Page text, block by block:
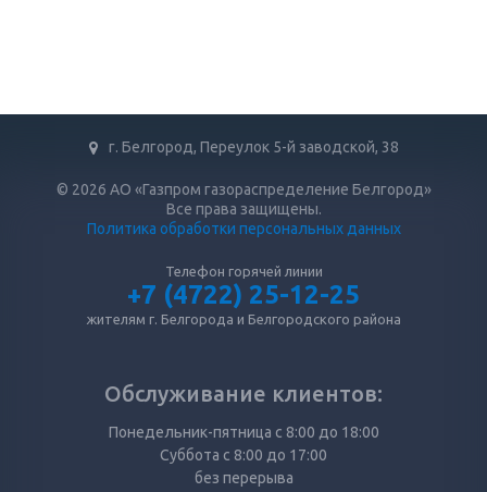
г. Белгород, Переулок 5-й заводской, 38
© 2026 АО «Газпром газораспределение Белгород»
Все права защищены.
Политика обработки персональных данных
Телефон горячей линии
+7 (4722) 25-12-25
жителям г. Белгорода и Белгородского района
Обслуживание клиентов:
Понедельник-пятница с 8:00 до 18:00
Суббота с 8:00 до 17:00
без перерыва